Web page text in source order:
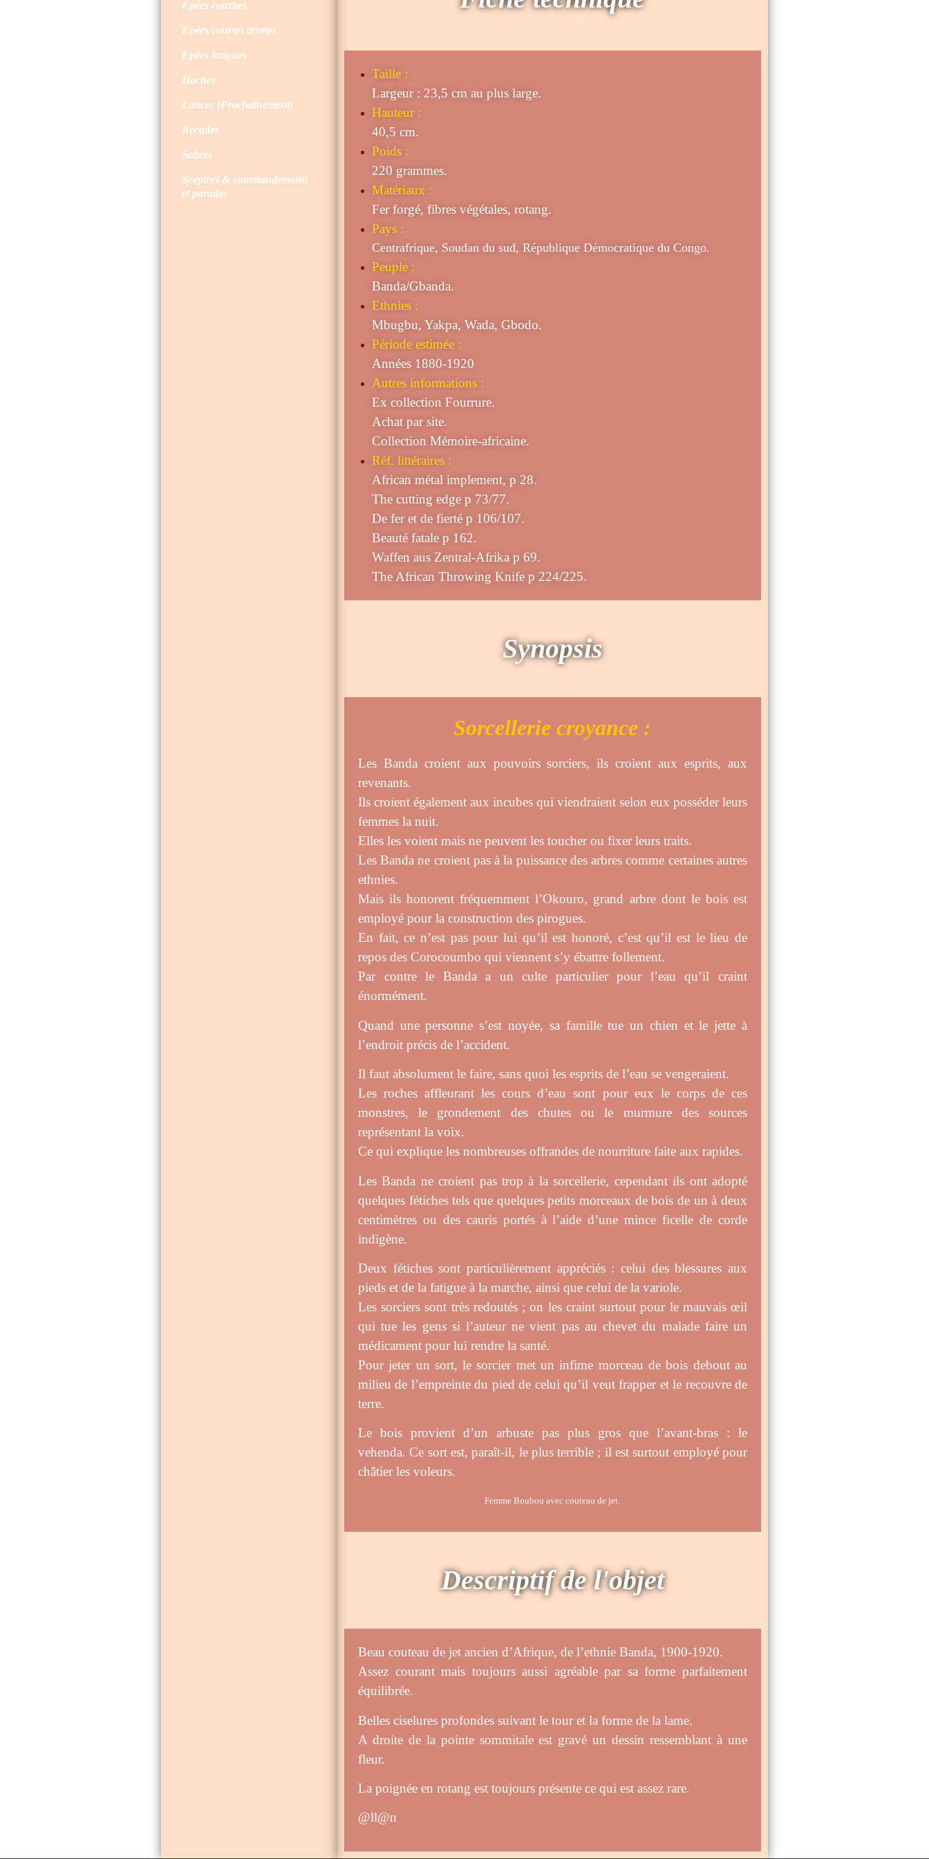
Epées courbes
Epées courtes droites
Epées longues
Haches
Lances (Prochainement)
Récades
Sabres
Sceptres & commandements
et parades
Taille:
Largeur : 23,5 cm au plus large.
Hauteur :
40,5 cm.
Poids :
220 grammes.
Matériaux :
Fer forgé, fibres végétales, rotang.
Pays :
Centrafrique, Soudan du sud, République Démocratique du Congo.
Peuple :
Banda/Gbanda.
Ethnies :
Mbugbu, Yakpa, Wada, Gbodo.
Période estimée :
Années 1880-1920
Autres informations :
Ex collection Fourrure.
Achat par site.
Collection Mémoire-africaine.
Réf. littéraires :
African métal implement, p 28.
The cutting edge p 73/77.
De fer et de fierté p 106/107.
Beauté fatale p 162.
Waffen aus Zentral-Afrika p 69.
The African Throwing Knife p 224/225.
Synopsis
Sorcellerie croyance :
Les Banda croient aux pouvoirs sorciers, ils croient aux esprits, aux
revenants.
Ils croient également aux incubes qui viendraient selon eux posséder leurs
femmes la nuit.
Elles les voient mais ne peuvent les toucher ou fixer leurs traits.
Les Banda ne croient pas à la puissance des arbres comme certaines autres
ethnies.
Mais ils honorent fréquemment l’Okouro, grand arbre dont le bois est
employé pour la construction des pirogues.
En fait, ce n’est pas pour lui qu’il est honoré, c’est qu’il est le lieu de
repos des Corocoumbo qui viennent s’y ébattre follement.
Par contre le Banda a un culte particulier pour l’eau qu’il craint
énormément.
Quand une personne s’est noyée, sa famille tue un chien et le jette à
l’endroit précis de l’accident.
Il faut absolument le faire, sans quoi les esprits de l’eau se vengeraient.
Les roches affleurant les cours d’eau sont pour eux le corps de ces
monstres, le grondement des chutes ou le murmure des sources
représentant la voix.
Ce qui explique les nombreuses offrandes de nourriture faite aux rapides.
Les Banda ne croient pas trop à la sorcellerie, cependant ils ont adopté
quelques fétiches tels que quelques petits morceaux de bois de un à deux
centimètres ou des cauris portés à l’aide d’une mince ficelle de corde
indigène.
Deux fétiches sont particulièrement appréciés : celui des blessures aux
pieds et de la fatigue à la marche, ainsi que celui de la variole.
Les sorciers sont très redoutés ; on les craint surtout pour le mauvais œil
qui tue les gens si l’auteur ne vient pas au chevet du malade faire un
médicament pour lui rendre la santé.
Pour jeter un sort, le sorcier met un infime morceau de bois debout au
milieu de l’empreinte du pied de celui qu’il veut frapper et le recouvre de
terre.
Le bois provient d’un arbuste pas plus gros que l’avant-bras : le
vehenda.Ce sort est, paraît-il, le plus terrible ; il est surtout employé pour
châtier les voleurs.
Femme Boubou avec couteau de jet.
Descriptif de l'objet
Beau couteau de jet ancien d’Afrique, de l’ethnie Banda, 1900-1920.
Assez courant mais toujours aussi agréable par sa forme parfaitement
équilibrée.
Belles ciselures profondes suivant le tour et la forme de la lame.
A droite de la pointe sommitale est gravé un dessin ressemblant à une
fleur.
La poignée en rotang est toujours présente ce qui est assez rare.
@ll@n